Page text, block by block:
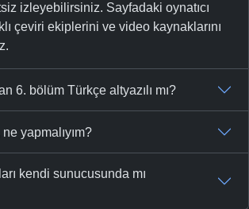
izleyebilirsiniz. Sayfadaki oynatıcı
çeviri ekiplerini ve video kaynaklarını
6. bölüm Türkçe altyazılı mı?
yapmalıyım?
kendi sunucusunda mı